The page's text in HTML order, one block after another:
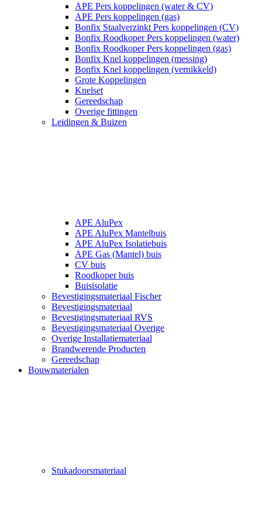
APE Pers koppelingen (water & CV)
APE Pers koppelingen (gas)
Bonfix Staalverzinkt Pers koppelingen (CV)
Bonfix Roodkoper Pers koppelingen (water)
Bonfix Roodkoper Pers koppelingen (gas)
Bonfix Knel koppelingen (messing)
Bonfix Knel koppelingen (vernikkeld)
Grote Koppelingen
Knelset
Gereedschap
Overige fittingen
Leidingen & Buizen
APE AluPex
APE AluPex Mantelbuis
APE AluPex Isolatiebuis
APE Gas (Mantel) buis
CV buis
Roodkoper buis
Buisisolatie
Bevestigingsmateriaal Fischer
Bevestigingsmateriaal
Bevestigingsmateriaal RVS
Bevestigingsmateriaal Overige
Overige Installatiemateriaal
Brandwerende Producten
Gereedschap
Bouwmaterialen
Stukadoorsmateriaal